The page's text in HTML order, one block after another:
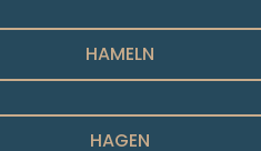
HAMELN
HAGEN